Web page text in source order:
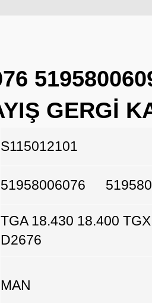
GERGİ
S115012101
51958006076
TGA 18.430 18.400
D2676
MAN